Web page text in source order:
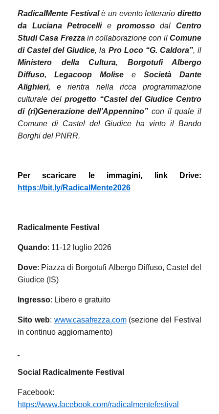
RadicalMente Festivalè un evento letterariodiretto
da Luciana Petrocellie promossodalCentro
Studi Casa Frezzain collaborazione con ilComune
di Castel del Giudice, la Pro Loco “G. Caldora”, il
Ministero della Cultura, Borgotufi Albergo
Diffuso, Legacoop Molise e Società Dante
Alighieri,e rientra nella ricca programmazione
culturale del progetto “Castel del Giudice Centro
di (ri)Generazione dell’Appennino” con il quale il
Comune di Castel del Giudice ha vinto il Bando
Borghi del PNRR.
Per scaricare le immagini, link Drive:
https://bit.ly/RadicalMente2026
Radicalmente Festival
Quando: 11-12 luglio 2026
Dove: Piazza di Borgotufi Albergo Diffuso, Castel del
Giudice (IS)
Ingresso: Libero e gratuito
Sito web: www.casafrezza.com(sezione del Festival
in continuo aggiornamento)
Social Radicalmente Festival
Facebook:
https://www.facebook.com/radicalmentefestival